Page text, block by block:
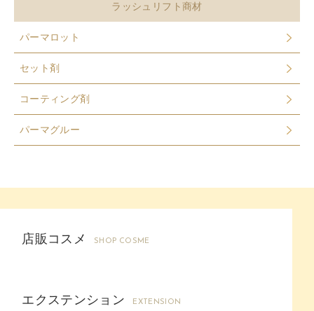
ラッシュリフト商材
パーマロット
セット剤
コーティング剤
パーマグルー
店販コスメ SHOP COSME
エクステンション EXTENSION